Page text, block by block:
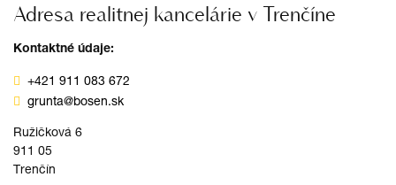
Adresa realitnej kancelárie v Trenčíne
Kontaktné údaje:
+421 911 083 672
grunta@bosen.sk
Ružičková 6
911 05
Trenčín